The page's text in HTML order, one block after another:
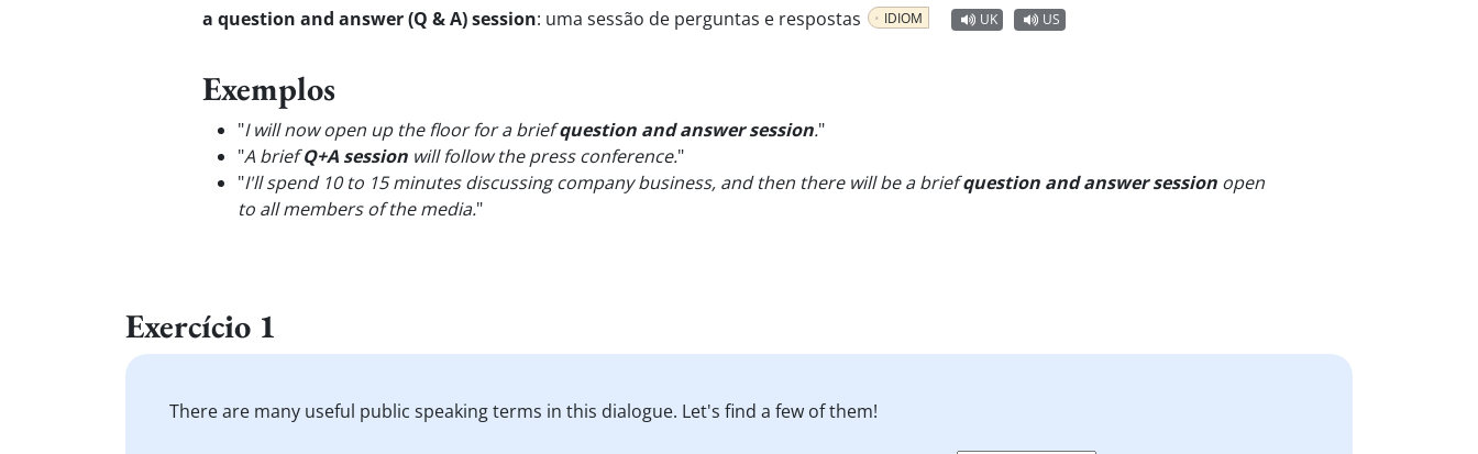
a question and answer (Q & A) session: uma sessão de perguntas e respostas IDIOM UK US
Exemplos
"I will now open up the floor for a briefquestion and answer session."
"A briefQ+A session will follow the press conference."
"I'll spend 10 to 15 minutes discussing company business, and then there will be a briefquestion and answer session open
to all members of the media."
Exercício 1
There are many useful public speaking terms in this dialogue. Let's find a few of them!